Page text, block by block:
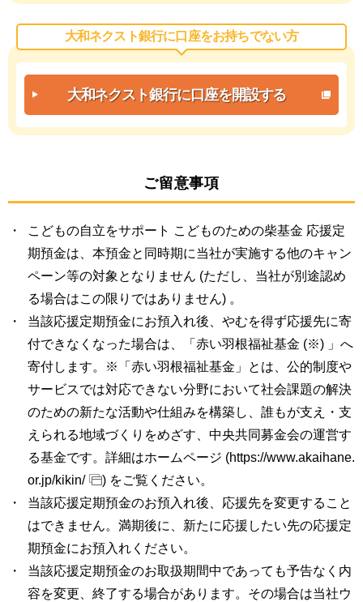
大和ネクスト銀行に口座をお持ちでない方
大和ネクスト銀行に口座を開設する
ご留意事項
こどもの自立をサポート こどものための柴基金 応援定
期預金は、本預金と同時期に当社が実施する他のキャン
ペーン等の対象となりません (ただし、当社が別途認め
る場合はこの限りではありません) 。
当該応援定期預金にお預入れ後、やむを得ず応援先に寄
付できなくなった場合は、「赤い羽根福祉基金 (※) 」へ
寄付します。※「赤い羽根福祉基金」とは、公的制度や
サービスでは対応できない分野において社会課題の解決
のための新たな活動や仕組みを構築し、誰もが支え・支
えられる地域づくりをめざす、中央共同募金会の運営す
る基金です。詳細はホームページ (https://www.akaihane.
or.jp/kikin/
) をご覧ください。
当該応援定期預金のお預入れ後、応援先を変更すること
はできません。満期後に、新たに応援したい先の応援定
期預金にお預入れください。
当該応援定期預金のお取扱期間中であっても予告なく内
容を変更、終了する場合があります。その場合は当社ウ